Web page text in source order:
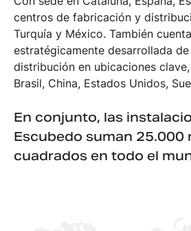
centros de fabricación y
Turquía y México. También
estratégicamente desarrollada
distribución en ubicaciones
Brasil, China, Estados Unidos,
En conjunto, las
Escubedo suman 25.000
cuadrados en todo el